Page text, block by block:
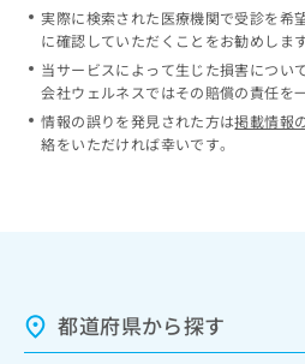
実際に検索された医療機関で受診を希
に確認していただくことをお勧めします
当サービスによって生じた損害につい
会社ウェルネスではその賠償の責任を
情報の誤りを発見された方は掲載情報
絡をいただければ幸いです。
都道府県から探す